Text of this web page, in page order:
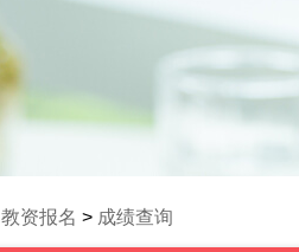
教资报名 > 成绩查询